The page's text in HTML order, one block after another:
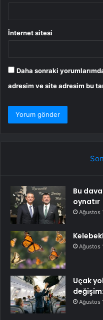
İnternet sitesi
Daha sonraki
adresim ve site adresim bu
Bu
oynatır
Ağustos
Ağustos
Uçak
Ağustos